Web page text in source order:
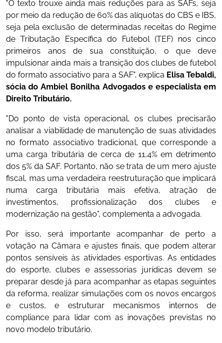
"O texto trouxe ainda mais reduções para as SAFs, seja
por meio da redução de 60% das alíquotas do CBS e IBS,
seja pela exclusão de determinadas receitas do Regime
de Tributação Específica do Futebol (TEF) nos cinco
primeiros anos de sua constituição, o que deve
impulsionar ainda mais a transição dos clubes de futebol
do formato associativo para a SAF", explica Elisa Tebaldi,
sócia do Ambiel Bonilha Advogados e especialista em
Direito Tributário.
"Do ponto de vista operacional, os clubes precisarão
analisar a viabilidade de manutenção de suas atividades
no formato associativo tradicional, que corresponde a
uma carga tributária de cerca de 11,4% em detrimento
dos 5% da SAF. Portanto, não se trata de um mero ajuste
fiscal, mas uma verdadeira reestruturação que implicará
numa carga tributária mais efetiva, atração de
investimentos, profissionalização dos clubes e
modernização na gestão", complementa a advogada.
Por isso, será importante acompanhar de perto a
votação na Câmara e ajustes finais, que podem alterar
pontos sensíveis às atividades esportivas. As entidades
do esporte, clubes e assessorias jurídicas devem se
preparar desde já para acompanhar as etapas seguintes
da reforma, realizar simulações com os novos encargos
e custos, e estruturar mecanismos internos de
compliance para lidar com as inovações previstas no
novo modelo tributário.